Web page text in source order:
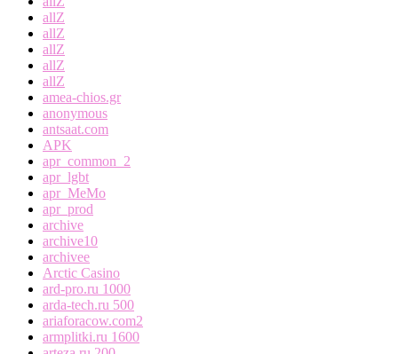
allZ
allZ
allZ
allZ
allZ
amea-chios.gr
anonymous
antsaat.com
APK
apr_common_2
apr_lgbt
apr_MeMo
apr_prod
archive
archive10
archivee
Arctic Casino
ard-pro.ru 1000
arda-tech.ru 500
ariaforacow.com2
armplitki.ru 1600